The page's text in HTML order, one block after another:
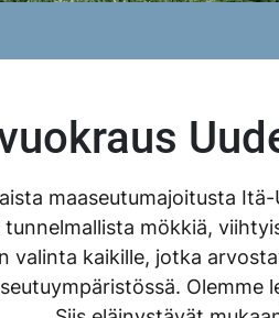
maaseutumajoitusta
mökkiä,
valinta kaikille, jotka